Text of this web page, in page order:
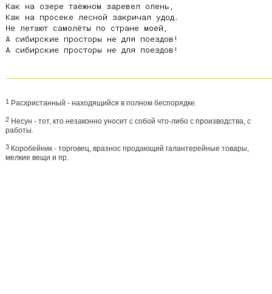
Как на озере таёжном заревел олень,
Как на просеке лесной закричал удод.
Не летают самолёты по стране моей,
А сибирские просторы не для поездов!
А сибирские просторы не для поездов!
1 Расхристанный - находящийся в полном беспорядке.
2 Несун - тот, кто незаконно уносит с собой что-либо с производства, с
работы.
3 Коробейник - торговец, вразнос продающий галантерейные товары,
мелкие вещи и пр.